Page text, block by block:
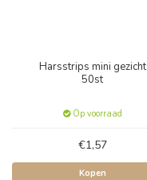
Harsstrips mini gezicht
50st
Op voorraad
€1,57
Kopen